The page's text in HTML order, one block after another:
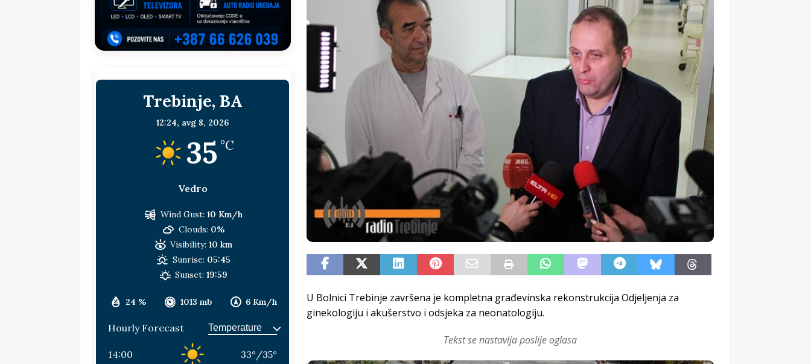
sljedeća meta!? BOSNA I HERCEGOVINA
[ 14. jul 2026. ] Budimiru je jako žao! REPUBLIKA SRPSKA
Dodik i Vučić nisu u sukobu, pogotovo nisu zbog Eleka LIČNI STAV
[ 11. jul 2026. ] Ako se povučemo i sve im prepustimo, ostaće nam samo siledžije i tišina BOSNA I
HERCEGOVINA
[ 9. jul 2026. ] RTRS-u blokirani svi računi
[ 30. jul 2026. ] Uhapšen bivši gradonačelnik Splita, Željko Kerum
U Bolnici Trebinje završena je kompletna građevinska rekonstrukcija Odjeljenja za
ginekologiju i akušerstvo i odsjeka za neonatologiju.
Tekst se nastavlja poslije oglasa
Trebinje, BA
12:24, avg 8, 2026
35 °C
Vedro
24 % 1013 mb 6 Km/h
Wind Gust: 10 Km/h
Clouds: 0%
Visibility: 10 km
Sunrise: 05:45
Sunset: 19:59
Hourly Forecast
14:00 33° /35°